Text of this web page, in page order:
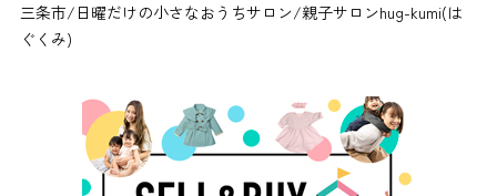
三条市/日曜だけの小さなおうちサロン/親子サロンhug-kumi(は
ぐくみ)